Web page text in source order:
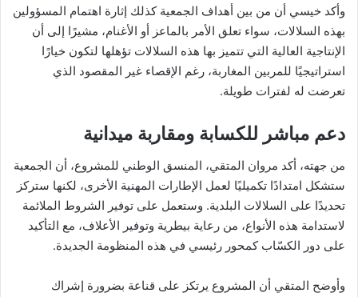
وأكد خيسي أن من بين أهداف الجمعية كذلك إثارة اهتمام المسؤولين
بهذه السلالات، سواء تعلق الأمر بالماعز أو الأغنام، مشيرًا إلى أن
الإنتاجية العالية التي تتميز بها هذه السلالات تؤهلها لتكون خيارًا
استراتيجيًا للمربين المغاربة، رغم الإقصاء غير المقصود الذي
تعرضت له لفترات طويلة.
دعم مباشر للكسابة ومقاربة ميدانية
من جهته، أكد مروان المتقي، المنسق الوطني للمشروع، أن الجمعية
ستشكل امتدادًا تكميليًا لعمل الإطارات المهنية الأخرى، لكنها ستركز
تحديدًا على السلالات البلدية. وستعمل على توفير الشروط الملائمة
لاستدامة هذه الأنواع، من رعاية بيطرية وتوفير الأعلاف، مع التأكيد
على دور الكسّاب كمحور رئيسي في هذه المنظومة الجديدة.
وأوضح المتقي أن المشروع يرتكز على قناعة بضرورة إشراك